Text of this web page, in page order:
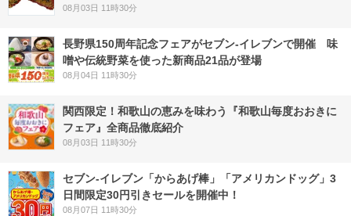
08月03日 11時30分
長野県150周年記念フェアがセブン-イレブンで開催 味
噌や伝統野菜を使った新商品21品が登場
08月04日 11時30分
関西限定！和歌山の恵みを味わう『和歌山毎度おおきに
フェア』全商品徹底紹介
08月03日 11時30分
セブン‐イレブン「からあげ棒」「アメリカンドッグ」3
日間限定30円引きセールを開催中！
08月07日 11時30分